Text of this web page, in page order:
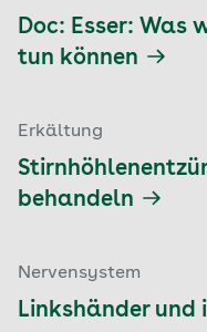
Doc: Esser: Was
tun können
Erkältung
behandeln
Nervensystem
Linkshänder und